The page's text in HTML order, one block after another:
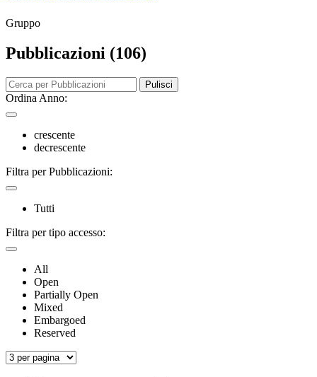
Gruppo
Pubblicazioni (106)
Pulisci
Ordina Anno:
crescente
decrescente
Filtra per Pubblicazioni:
Tutti
Filtra per tipo accesso:
All
Open
Partially Open
Mixed
Embargoed
Reserved